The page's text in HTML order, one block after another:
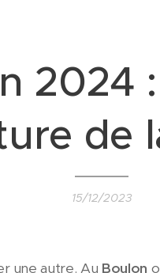
2024
de
15/12/2023
une autre. Au Boulon